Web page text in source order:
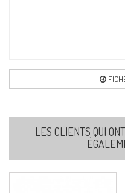
Ref:
LES CLIENTS QUI